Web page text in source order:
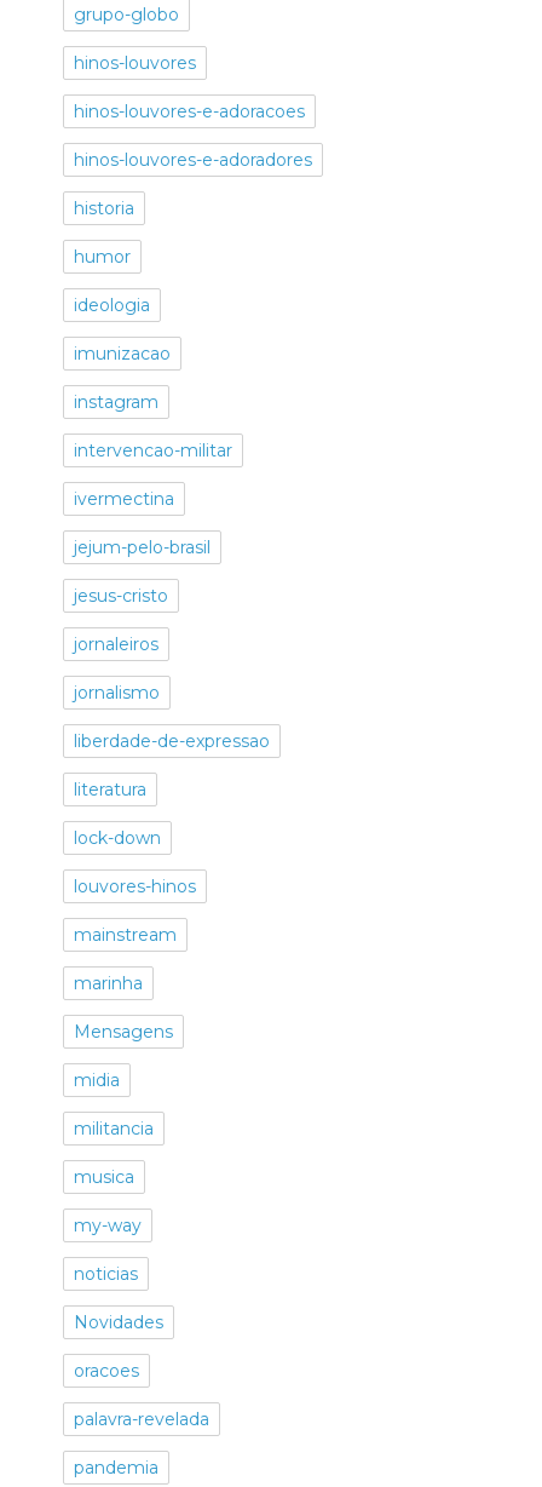
grupo-globo
hinos-louvores
hinos-louvores-e-adoracoes
hinos-louvores-e-adoradores
historia
humor
ideologia
imunizacao
instagram
intervencao-militar
ivermectina
jejum-pelo-brasil
jesus-cristo
jornaleiros
jornalismo
liberdade-de-expressao
literatura
lock-down
louvores-hinos
mainstream
marinha
Mensagens
midia
militancia
musica
my-way
noticias
Novidades
oracoes
palavra-revelada
pandemia